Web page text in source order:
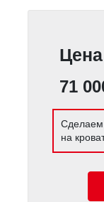
Цена
71
на